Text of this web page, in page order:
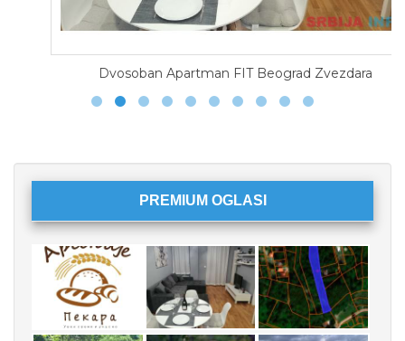
Dvosoban Apartman FIT Beograd Zvezdara
PREMIUM OGLASI